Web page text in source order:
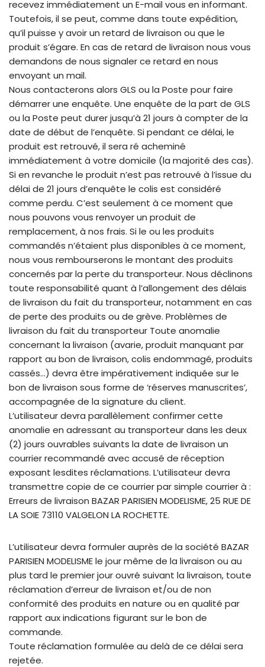
recevez immédiatement un E-mail vous en informant.
Toutefois, il se peut, comme dans toute expédition,
qu’il puisse y avoir un retard de livraison ou que le
produit s’égare. En cas de retard de livraison nous vous
demandons de nous signaler ce retard en nous
envoyant un mail.
Nous contacterons alors GLS ou la Poste pour faire
démarrer une enquête. Une enquête de la part de GLS
ou la Poste peut durer jusqu’à 21 jours à compter de la
date de début de l’enquête. Si pendant ce délai, le
produit est retrouvé, il sera ré acheminé
immédiatement à votre domicile (la majorité des cas).
Si en revanche le produit n’est pas retrouvé à l’issue du
délai de 21 jours d’enquête le colis est considéré
comme perdu. C’est seulement à ce moment que
nous pouvons vous renvoyer un produit de
remplacement, à nos frais. Si le ou les produits
commandés n’étaient plus disponibles à ce moment,
nous vous rembourserons le montant des produits
concernés par la perte du transporteur. Nous déclinons
toute responsabilité quant à l’allongement des délais
de livraison du fait du transporteur, notamment en cas
de perte des produits ou de grève. Problèmes de
livraison du fait du transporteur Toute anomalie
concernant la livraison (avarie, produit manquant par
rapport au bon de livraison, colis endommagé, produits
cassés…) devra être impérativement indiquée sur le
bon de livraison sous forme de ‘réserves manuscrites’,
accompagnée de la signature du client.
L’utilisateur devra parallèlement confirmer cette
anomalie en adressant au transporteur dans les deux
(2) jours ouvrables suivants la date de livraison un
courrier recommandé avec accusé de réception
exposant lesdites réclamations. L’utilisateur devra
transmettre copie de ce courrier par simple courrier à :
Erreurs de livraison BAZAR PARISIEN MODELISME, 25 RUE DE
LA SOIE 73110 VALGELON LA ROCHETTE.
L’utilisateur devra formuler auprès de la société BAZAR
PARISIEN MODELISME le jour même de la livraison ou au
plus tard le premier jour ouvré suivant la livraison, toute
réclamation d’erreur de livraison et/ou de non
conformité des produits en nature ou en qualité par
rapport aux indications figurant sur le bon de
commande.
Toute réclamation formulée au delà de ce délai sera
rejetée.